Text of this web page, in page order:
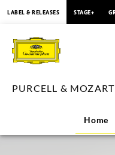
PURCELL
&
MOZART
Sokolov
LABEL & RELEASES STAGE+
PURCELL &
Home